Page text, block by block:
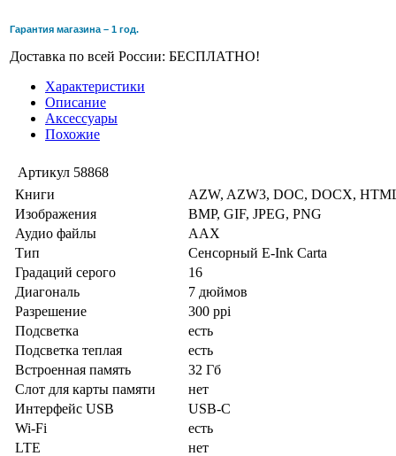
Гарантия магазина – 1 год.
Доставка по всей России: БЕСПЛАТНО!
Характеристики
Описание
Аксессуары
Похожие
Артикул 58868
Книги
AZW, AZW3, DOC, DOCX,
Изображения
BMP, GIF, JPEG, PNG
Аудио файлы
AAX
Тип
Сенсорный E-Ink Carta
Градаций серого
16
Диагональ
7 дюймов
Разрешение
300 ppi
Подсветка
есть
Подсветка теплая
есть
Встроенная память
32 Гб
Слот для карты памяти
нет
Интерфейс USB
USB-C
Wi-Fi
есть
LTE
нет